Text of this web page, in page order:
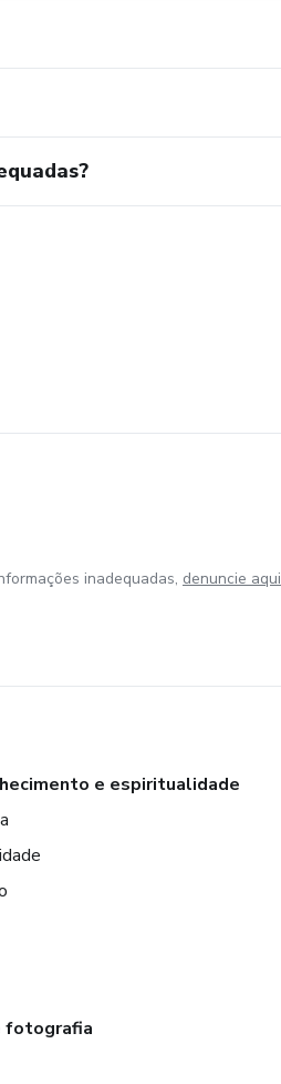
inadequadas, denuncie aqui
e espiritualidade
fotografia